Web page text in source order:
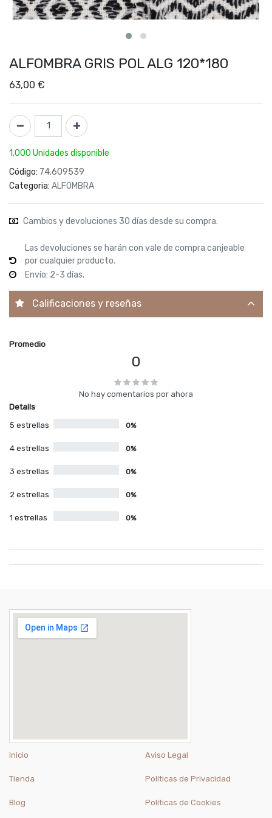
ALFOMBRA GRIS POL ALG 120*180
63,00 €
1,000 Unidades disponible
Código: 74.609539
Categoria: ALFOMBRA
Cambios y devoluciones 30 días desde su compra.
Las devoluciones se harán con vale de compra canjeable
por cualquier producto.
Envío: 2-3 días.
Calificaciones y reseñas
Promedio
0
No hay comentarios por ahora
Details
5 estrellas
0%
4 estrellas 0%
3 estrellas 0%
2 estrellas 0%
1 estrellas 0%
Inicio
Tienda
Blog
Aviso Legal
Políticas de Privacidad
Políticas de Cookies